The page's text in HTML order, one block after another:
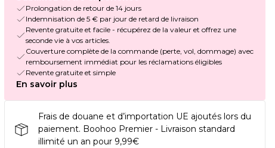
Prolongation de retour de 14 jours
Indemnisation de 5 € par jour de retard de livraison
Revente gratuite et facile - récupérez de la valeur et offrez une
seconde vie à vos articles.
Couverture complète de la commande (perte, vol, dommage) avec
remboursement immédiat pour les réclamations éligibles
Revente gratuite et simple
En savoir plus
Frais de douane et d’importation UE ajoutés lors du
paiement. Boohoo Premier - Livraison standard
illimité un an pour 9,99€